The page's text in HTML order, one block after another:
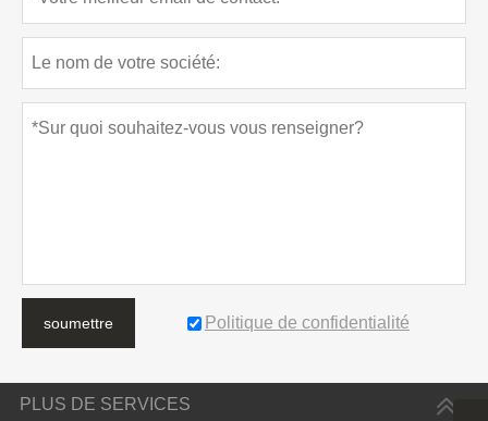
soumettre Politique de confidentialité
PLUS DE SERVICES